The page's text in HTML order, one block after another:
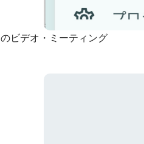
ビデオ・ミーティング